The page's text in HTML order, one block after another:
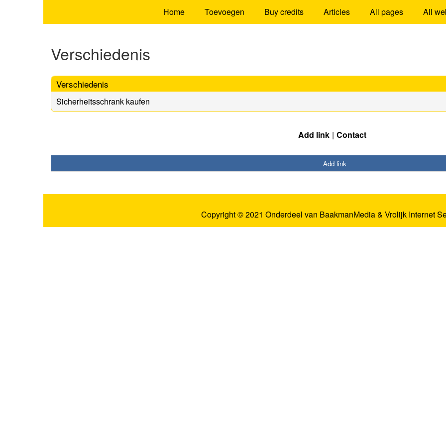
Home Toevoegen Buy credits Articles All pages All
Verschiedenis
Verschiedenis
Sicherheitsschrank kaufen
Add link Contact
Add link
Copyright © 2021 Onderdeel van BaakmanMedia& Vrolijk Internet